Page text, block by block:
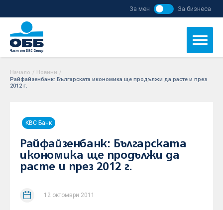
За мен За бизнеса
Начало / Новини /
Райфайзенбанк: Българската икономика ще продължи да расте и през
2012 г.
KBC Банк
Райфайзенбанк: Българската
икономика ще продължи да
расте и през 2012 г.
12 октомври 2011